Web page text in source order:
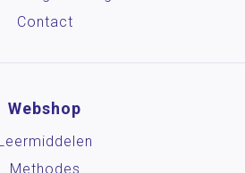
Contact
Webshop
Methodes